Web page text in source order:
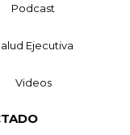
Podcast
Ejecutiva
Videos